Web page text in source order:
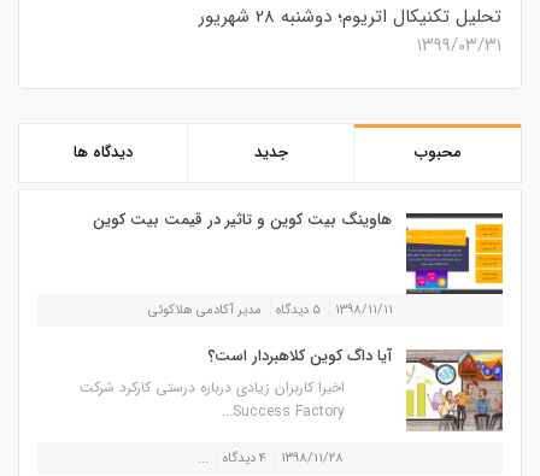
تحلیل تکنیکال اتریوم؛ دوشنبه 28 شهریور
۱۳۹۹/۰۳/۳۱
محبوب جدید دیدگاه ها
هاوینگ بیت کوین و تاثیر در قیمت بیت کوین
۱۳۹۸/۱۱/۱۱ ۵ دیدگاه مدیر آکادمی هلاکوئی
آیا داگ کوین کلاهبردار است؟
اخیرا کاربران زیادی درباره درستی کارکرد شرکت
Success Factory...
۱۳۹۸/۱۱/۲۸ ۴ دیدگاه ...